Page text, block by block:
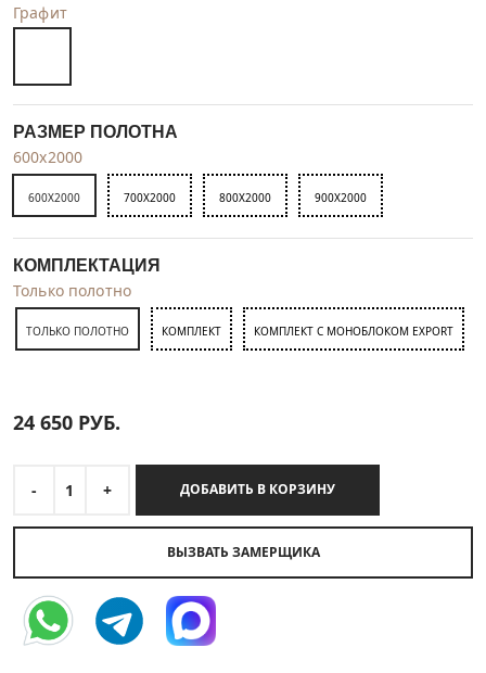
Графит
РАЗМЕР ПОЛОТНА
600x2000
600X2000 700X2000 800X2000 900X2000
КОМПЛЕКТАЦИЯ
Только полотно
ТОЛЬКО ПОЛОТНО КОМПЛЕКТ КОМПЛЕКТ С МОНОБЛОКОМ EXPORT
24 650 РУБ.
- 1 + ДОБАВИТЬ В КОРЗИНУ
ВЫЗВАТЬ ЗАМЕРЩИКА